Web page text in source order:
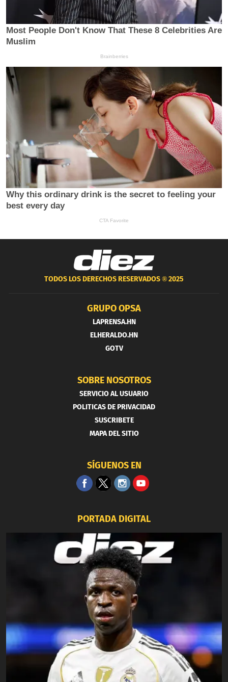
TODOS LOS DERECHOS RESERVADOS ®2025
GRUPO OPSA
LAPRENSA.HN
ELHERALDO.HN
GOTV
SOBRE NOSOTROS
SERVICIO AL USUARIO
POLITICAS DE PRIVACIDAD
SUSCRIBETE
MAPA DEL SITIO
SÍGUENOS EN
PORTADA DIGITAL